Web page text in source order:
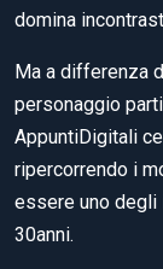
domina
Ma a differenza
personaggio
AppuntiDigitali
ripercorrendo i
essere uno
30anni.